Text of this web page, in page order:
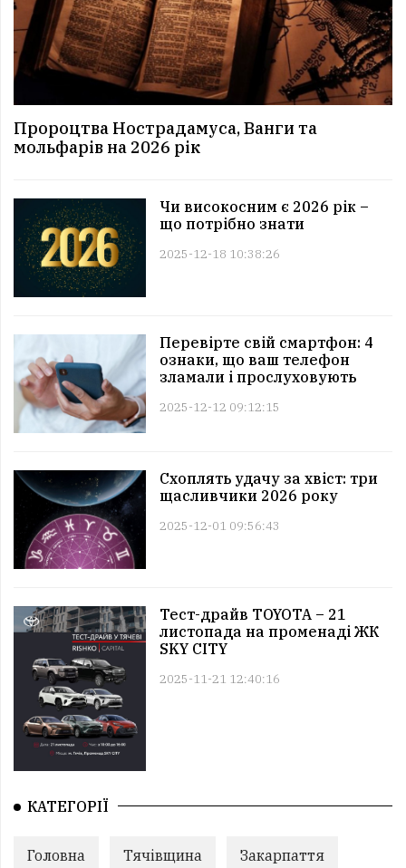
Пророцтва Нострадамуса, Ванги та
мольфарів на 2026 рік
Чи високосним є 2026 рік –
що потрібно знати
2025-12-18 10:38:26
Перевірте свій смартфон: 4
ознаки, що ваш телефон
зламали і прослуховують
2025-12-12 09:12:15
Схоплять удачу за хвіст: три
щасливчики 2026 року
2025-12-01 09:56:43
Тест-драйв TOYOTA – 21
листопада на променаді ЖК
SKY CITY
2025-11-21 12:40:16
КАТЕГОРІЇ
Головна Тячівщина Закарпаття